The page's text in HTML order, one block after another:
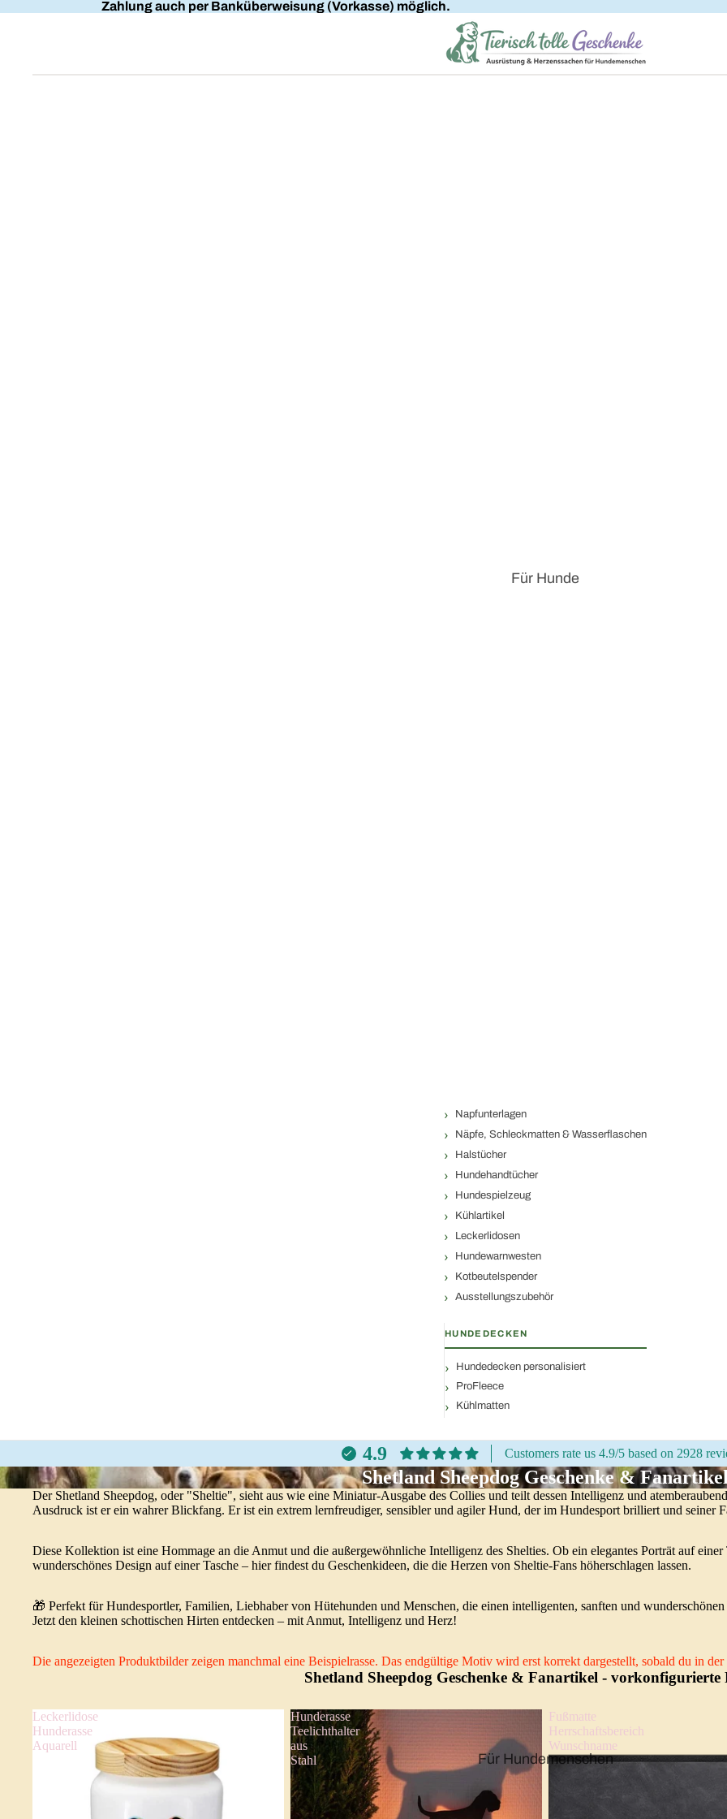
Zahlung auch per Banküberweisung (Vorkasse) möglich.
Für Hunde
Napfunterlagen
Näpfe, Schleckmatten & Wasserflaschen
Halstücher
Hundehandtücher
Hundespielzeug
Kühlartikel
Leckerlidosen
Hundewarnwesten
Kotbeutelspender
Ausstellungszubehör
HUNDEDECKEN
Hundedecken personalisiert
ProFleece
Kühlmatten
Für Hundemenschen
4.9 Customers rate us 4.9/5 based on 2928
Shetland Sheepdog Geschenke &
Der Shetland Sheepdog, oder "Sheltie", sieht aus wie eine Miniatur-Ausgabe des Collies und teilt dessen Intelligenz und
Ausdruck ist er ein wahrer Blickfang. Er ist ein extrem lernfreudiger, sensibler und agiler Hund, der im Hundesport brilliert und seiner
Diese Kollektion ist eine Hommage an die Anmut und die außergewöhnliche Intelligenz des Shelties. Ob ein elegantes Porträt auf
wunderschönes Design auf einer Tasche – hier findest du Geschenkideen, die die Herzen von Sheltie-Fans höherschlagen lassen.
🎁 Perfekt für Hundesportler, Familien, Liebhaber von Hütehunden und Menschen, die einen intelligenten, sanften und
Jetzt den kleinen schottischen Hirten entdecken – mit Anmut, Intelligenz und Herz!
Die angezeigten Produktbilder zeigen manchmal eine Beispielrasse. Das endgültige Motiv wird erst korrekt dargestellt, sobald du in
Shetland Sheepdog Geschenke & Fanartikel - vorkonfigurierte
Leckerlidose
Hunderasse
Aquarell
Hunderasse
Teelichthalter
aus
Stahl
Fußmatte
Herrschaftsbereich
Wunschname